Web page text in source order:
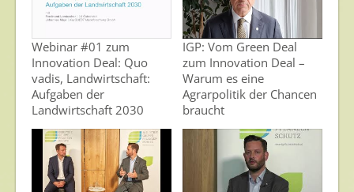
Webinar #01 zum
Innovation Deal: Quo
vadis, Landwirtschaft:
Aufgaben der
Landwirtschaft 2030
IGP: Vom Green Deal
zum Innovation Deal –
Warum es eine
Agrarpolitik der Chancen
braucht